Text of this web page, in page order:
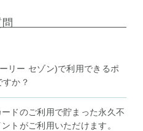
リー セゾン)で利用できるポ
か？
ドのご利用で貯まった永久不
トがご利用いただけます。